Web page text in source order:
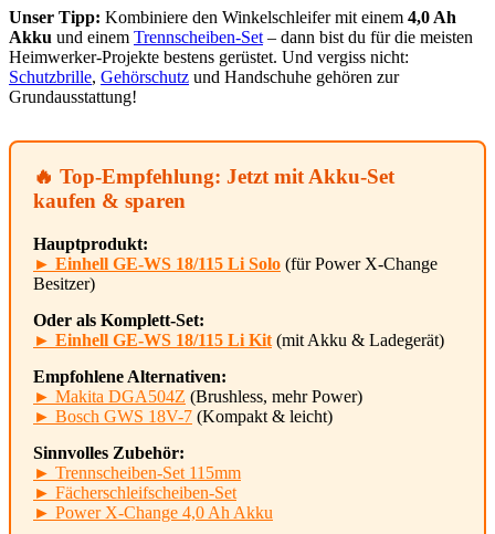
Unser Tipp: Kombiniere den Winkelschleifer mit einem 4,0 Ah
Akku und einem Trennscheiben-Set – dann bist du für die meisten
Heimwerker-Projekte bestens gerüstet. Und vergiss nicht:
Schutzbrille, Gehörschutz und Handschuhe gehören zur
Grundausstattung!
🔥 Top-Empfehlung: Jetzt mit Akku-Set
kaufen & sparen
Hauptprodukt:
► Einhell GE-WS 18/115 Li Solo (für Power X-Change
Besitzer)
Oder als Komplett-Set:
► Einhell GE-WS 18/115 Li Kit (mit Akku & Ladegerät)
Empfohlene Alternativen:
► Makita DGA504Z (Brushless, mehr Power)
► Bosch GWS 18V-7 (Kompakt & leicht)
Sinnvolles Zubehör:
► Trennscheiben-Set 115mm
► Fächerschleifscheiben-Set
► Power X-Change 4,0 Ah Akku